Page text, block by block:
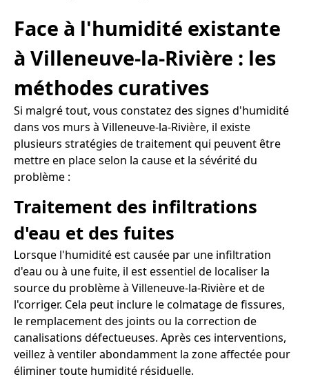
Face à l'humidité existante
à Villeneuve-la-Rivière : les
méthodes curatives
Si malgré tout, vous constatez des signes d'humidité
dans vos murs à Villeneuve-la-Rivière, il existe
plusieurs stratégies de traitement qui peuvent être
mettre en place selon la cause et la sévérité du
problème :
Traitement des infiltrations
d'eau et des fuites
Lorsque l'humidité est causée par une infiltration
d'eau ou à une fuite, il est essentiel de localiser la
source du problème à Villeneuve-la-Rivière et de
l'corriger. Cela peut inclure le colmatage de fissures,
le remplacement des joints ou la correction de
canalisations défectueuses. Après ces interventions,
veillez à ventiler abondamment la zone affectée pour
éliminer toute humidité résiduelle.